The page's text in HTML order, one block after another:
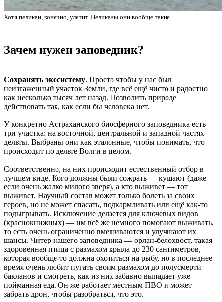
Хотя пеликан, конечно, улетит. Пеликаны они вообще такие.
Зачем нужен заповедник?
Сохранять экосистему. Просто чтобы у нас был
неизгаженный участок Земли, где всё ещё чисто и радостно
как несколько тысяч лет назад. Позволить природе
действовать так, как если бы человека нет.
У конкретно Астраханского биосферного заповедника есть
три участка: на восточной, центральной и западной частях
дельты. Выбраны они как эталонные, чтобы понимать, что
происходит по дельте Волги в целом.
Соответственно, на них происходит естественный отбор в
лучшем виде. Кого должны были сожрать — кушают (даже
если очень жалко милого зверя), а кто выживет — тот
выживет. Научный состав может только болеть за своих
героев, но не может спасать, подкармливать или ещё как-то
подыгрывать. Исключение делается для ключевых видов
(краснокнижных) — им всё же немного помогают выживать,
то есть очень ограниченно вмешиваются и улучшают их
шансы. Читер нашего заповедника — орлан-белохвост, такая
здоровенная птица с размахом крыла до 230 сантиметров,
которая вообще-то должна охотиться на рыбу, но в последнее
время очень любит пугать своим размахом до полусмерти
бакланов и смотреть, как из них забавно выпадает уже
пойманная еда. Он же работает местным ПВО и может
забрать дрон, чтобы разобраться, что это.